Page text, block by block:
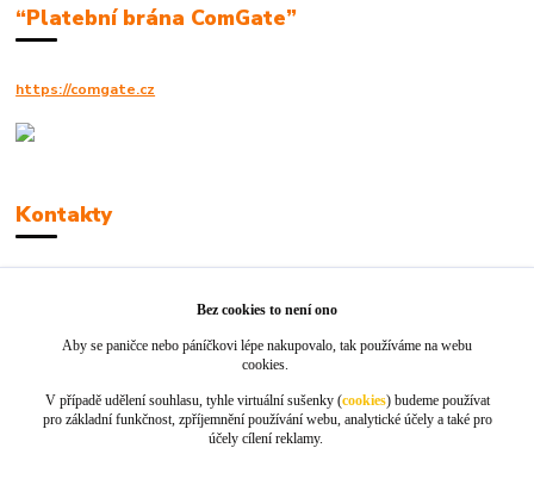
“Platební brána ComGate”
https://comgate.cz
Kontakty
info@jackie-shop.cz
Bez cookies to není ono
Aby se paničce nebo páníčkovi lépe nakupovalo, tak používáme na webu
cookies.
V případě udělení souhlasu, tyhle virtuální sušenky (cookies) budeme používat
pro základní funkčnost, zpříjemnění používání webu, analytické účely a také pro
účely cílení reklamy.